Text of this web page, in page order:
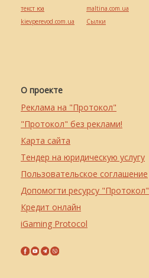
О проекте
Реклама на "Протокол"
"Протокол" без реклами!
Карта сайта
Тендер на юридическую услугу
Пользовательское соглашение
Допомогти ресурсу "Протокол"
Кредит онлайн
iGaming Protocol
текст юа
kievperevod.com.ua
maltina.com.ua
Cылки